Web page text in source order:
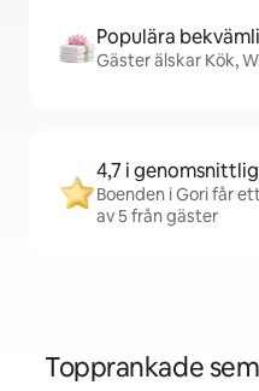
Populära
Gäster älskar Kök,
4,7 i
Boenden i Gori får
av 5 från gäster
Topprankade